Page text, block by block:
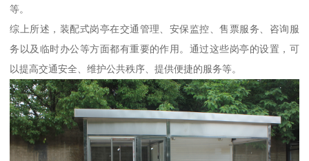
等。
综上所述，装配式岗亭在交通管理、安保监控、售票服务、咨询服
务以及临时办公等方面都有重要的作用。通过这些岗亭的设置，可
以提高交通安全、维护公共秩序、提供便捷的服务等。